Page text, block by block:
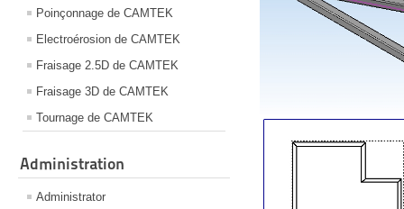
Poinçonnage de CAMTEK
Electroérosion de CAMTEK
Fraisage 2.5D de CAMTEK
Fraisage 3D de CAMTEK
Tournage de CAMTEK
Administration
Administrator